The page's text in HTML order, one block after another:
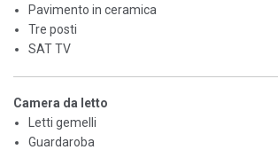
Pavimento in ceramica
Tre posti
SAT TV
Camera da letto
Letti gemelli
Guardaroba